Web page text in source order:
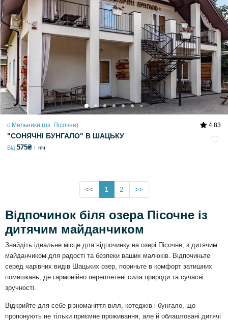
с.Мельники (оз. Пісочне) 4.83
"СОНЯЧНІ БУНГАЛО" В ШАЦЬКУ
Від 575₴ ніч
<< 1 2 >>
Відпочинок біля озера Пісочне із
дитячим майданчиком
Знайдіть ідеальне місце для відпочинку на озері Пісочне, з дитячим
майданчиком для радості та безпеки ваших малюків. Відпочиньте
серед чарівних видів Шацьких озер, пориньте в комфорт затишних
помешкань, де гармонійно переплетені сила природи та сучасні
зручності.
Відкрийте для себе різноманіття вілл, котеджів і бунгало, що
пропонують не тільки приємне проживання, але й облаштовані дитячі